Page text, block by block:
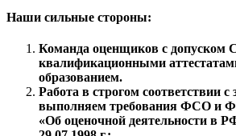
Наши сильные стороны:
Команда оценщиков с допуском
квалификационными
образованием.
Работа в строгом соответствии с
выполняем требования ФСО и
«Об оценочной деятельности в
Елец
Енисейск
Ермолино
Ессентуки
Железногорск
Железногорск-Илимский